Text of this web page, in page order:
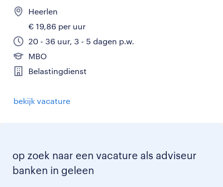
Heerlen
€ 19,86 per uur
20 - 36 uur, 3 - 5 dagen p.w.
MBO
Belastingdienst
bekijk vacature
op zoek naar een vacature als adviseur
banken in geleen